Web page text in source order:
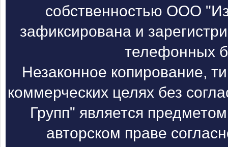
собственностью ООО
зафиксирована и
телефонных
Незаконное копирование,
коммерческих целях без
Групп" является
авторском праве